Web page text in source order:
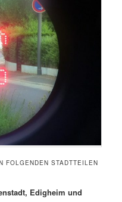
FOLGENDEN STADTTEILEN
Edigheim und